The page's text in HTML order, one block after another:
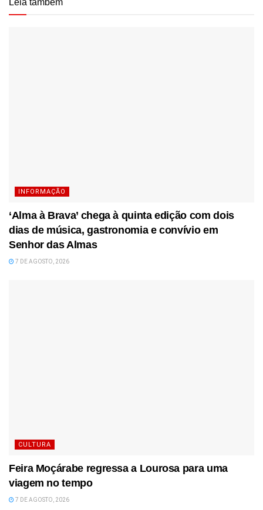
Leia também
INFORMAÇÃO
‘Alma à Brava’ chega à quinta edição com dois
dias de música, gastronomia e convívio em
Senhor das Almas
7 DE AGOSTO, 2026
CULTURA
Feira Moçárabe regressa a Lourosa para uma
viagem no tempo
7 DE AGOSTO, 2026